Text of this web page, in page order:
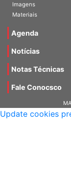
Imagens
Materiais
Agenda
Notícias
Notas Técnicas
Fale Conocsco
Update cookies